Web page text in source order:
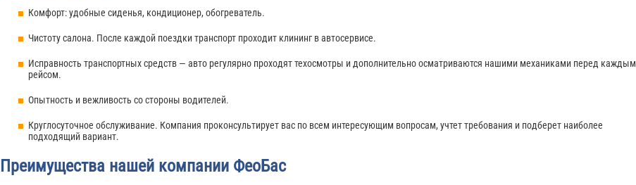
Комфорт: удобные сиденья, кондиционер, обогреватель.
Чистоту салона. После каждой поездки транспорт проходит клининг в автосервисе.
Исправность транспортных средств — авто регулярно проходят техосмотры и дополнительно осматриваются нашими механиками перед каждым
рейсом.
Опытность и вежливость со стороны водителей.
Круглосуточное обслуживание. Компания проконсультирует вас по всем интересующим вопросам, учтет требования и подберет наиболее
подходящий вариант.
Преимущества нашей компании ФеоБас